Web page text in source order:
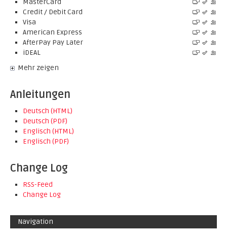
MasterCard
Credit / Debit Card
Visa
American Express
AfterPay Pay Later
iDEAL
Mehr zeigen
Anleitungen
Deutsch (HTML)
Deutsch (PDF)
Englisch (HTML)
Englisch (PDF)
Change Log
RSS-Feed
Change Log
Navigation